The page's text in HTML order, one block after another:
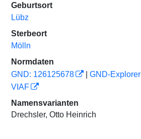
Geburtsort
Lübz
Sterbeort
Mölln
Normdaten
GND: 126125678
GND-Explorer
VIAF
Namensvarianten
Drechsler, Otto Heinrich